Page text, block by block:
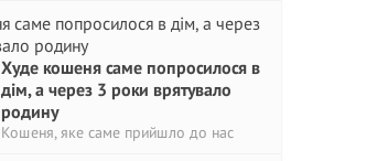
Худе кошеня саме попросилося в
дім, а через 3 роки врятувало
родину
Кошеня, яке саме прийшло до нас